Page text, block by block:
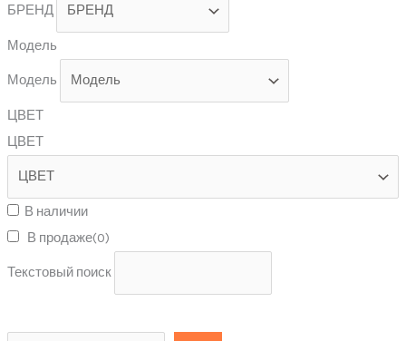
БРЕНД
Модель
Модель
ЦВЕТ
ЦВЕТ
В наличии
В продаже(0)
Текстовый поиск